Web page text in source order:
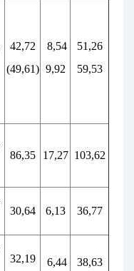
42,72
(49,61)
8,54
9,92
51,26
59,53
86,35 17,27 103,62
30,64 6,13 36,77
32,19 6,44 38,63